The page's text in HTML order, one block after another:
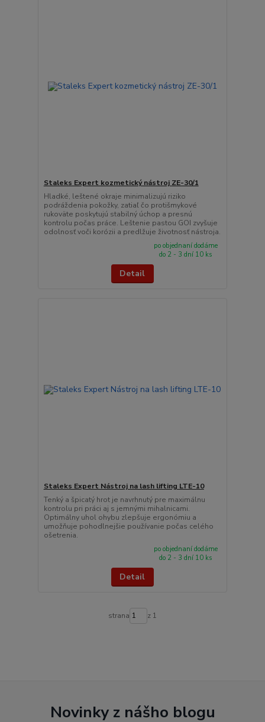
Staleks Expert kozmetický nástroj ZE-30/1
Hladké, leštené okraje minimalizujú riziko
podráždenia pokožky, zatiaľ čo protišmykové
rukoväte poskytujú stabilný úchop a presnú
kontrolu počas práce. Leštenie pastou GOI zvyšuje
odolnosť voči korózii a predlžuje životnosť nástroja.
po objednaní dodáme
do 2 - 3 dní 10 ks
Detail
Staleks Expert Nástroj na lash lifting LTE-10
Tenký a špicatý hrot je navrhnutý pre maximálnu
kontrolu pri práci aj s jemnými mihalnicami.
Optimálny uhol ohybu zlepšuje ergonómiu a
umožňuje pohodlnejšie používanie počas celého
ošetrenia.
po objednaní dodáme
do 2 - 3 dní 10 ks
Detail
strana z 1
Novinky z nášho blogu